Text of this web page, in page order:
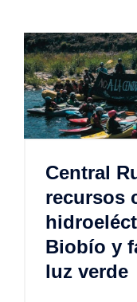
Central
recursos
Biobío y
luz verde